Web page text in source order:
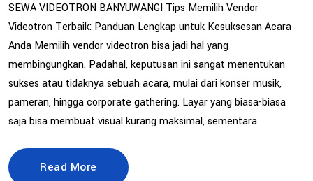
SEWA VIDEOTRON BANYUWANGI Tips Memilih Vendor
Videotron Terbaik: Panduan Lengkap untuk Kesuksesan Acara
Anda Memilih vendor videotron bisa jadi hal yang
membingungkan. Padahal, keputusan ini sangat menentukan
sukses atau tidaknya sebuah acara, mulai dari konser musik,
pameran, hingga corporate gathering. Layar yang biasa-biasa
saja bisa membuat visual kurang maksimal, sementara
Read More